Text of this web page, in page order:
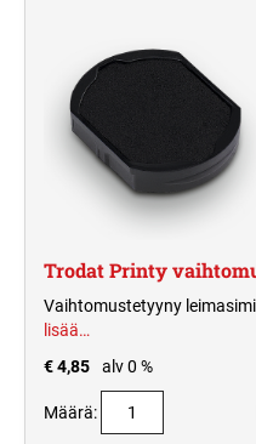
Trodat Printy
Vaihtomustetyyny
lisää…
€ 4,85
alv 0 %
Määrä: